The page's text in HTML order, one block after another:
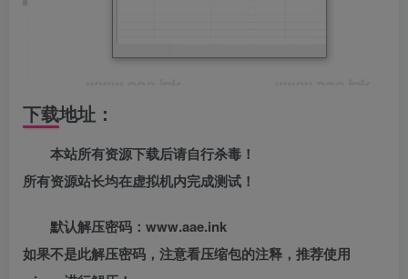
下载地址：
本站所有资源下载后请自行杀毒！
所有资源站长均在虚拟机内完成测试！
默认解压密码：www.aae.ink
如果不是此解压密码，注意看压缩包的注释，推荐使用